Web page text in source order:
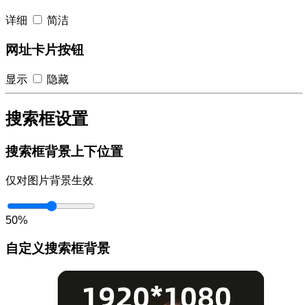
详细 简洁
网址卡片按钮
显示 隐藏
搜索框设置
搜索框背景上下位置
仅对图片背景生效
50%
自定义搜索框背景